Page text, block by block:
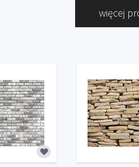
więcej